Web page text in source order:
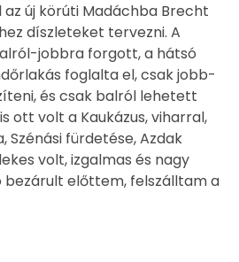
új körúti Madáchba Brecht
díszleteket tervezni. A
jobbra forgott, a hátsó
foglalta el, csak jobb-
és csak balról lehetett
ott volt a Kaukázus, viharral,
Szénási fürdetése, Azdak
volt, izgalmas és nagy
bezárult előttem, felszálltam a